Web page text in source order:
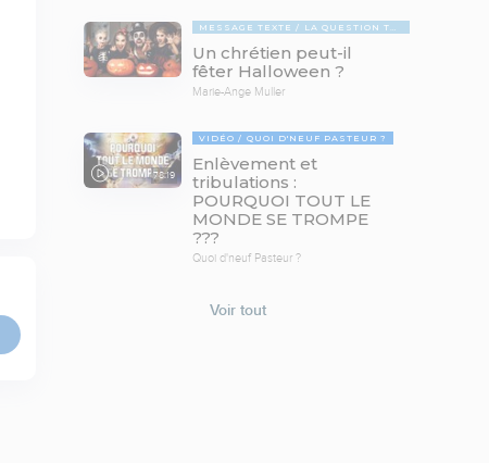
MESSAGE TEXTE LA QUESTION TABOUE
Un chrétien peut-il
fêter Halloween ?
Marie-Ange Muller
78:19
VIDÉO QUOI D'NEUF PASTEUR ?
Enlèvement et
tribulations :
POURQUOI TOUT LE
MONDE SE TROMPE
???
Quoi d'neuf Pasteur ?
Voir tout